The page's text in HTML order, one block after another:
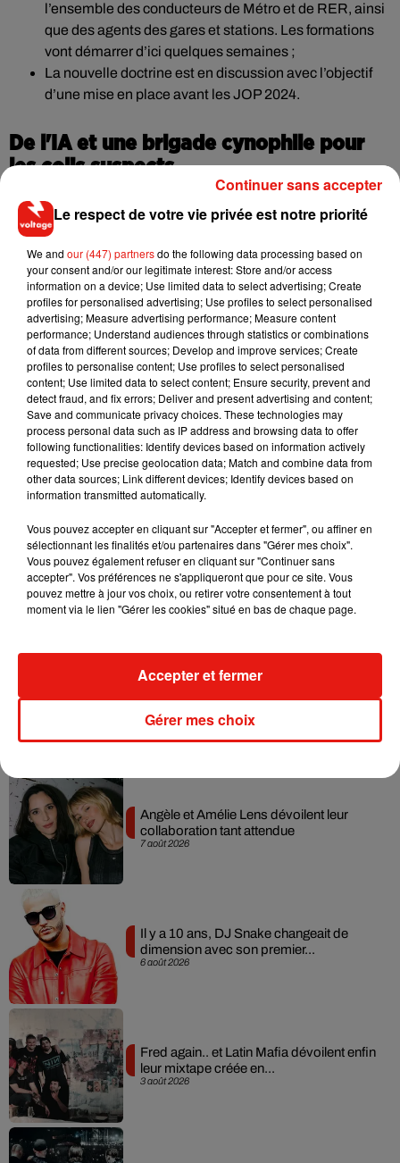
l’ensemble des conducteurs de Métro et de RER, ainsi
que des agents des gares et stations. Les formations
vont démarrer d’ici quelques semaines ;
La nouvelle doctrine est en discussion avec l’objectif
d’une mise en place avant les JOP 2024.
De l'IA et une brigade cynophile pour
les colis suspects
Comme pour ce changement de prise en charge des
ce qui se fait à l’étranger. Néanmoins, la France étant en plan
Vigipirate « sécurité renforcée – risque attenant », déposer
un colis suspect sur le quai après l’avoir sorti de la rame est
tout simplement impossible. Ainsi, afin de désengorger tant
que possible le trafic lorsque cet incident se présente, la
présidente de région affirme « mettre en place des brigades
cynophiles pour renifler le colis et, en 10-15 minutes, lever le
doute et pouvoir les sortir ». À noter que ce dispositif est déjà
en place depuis 2021 mais peine à démontrer son efficacité.
L’intelligence artificielle pourrait également jouer un rôle
majeur dans la nouvelle doctrine de gestion de ces incidents,
Valérie Pécresse espère pouvoir y faire appel pour « repérer
les rames pendant des heures ».
7 août 2026
album après sa tournée mondiale
7 août 2026
Angèle et Amélie Lens dévoilent leur
collaboration tant attendue
6 août 2026
Il y a 10 ans, DJ Snake changeait de
dimension avec son premier...
3 août 2026
Fred again.. et Latin Mafia dévoilent enfin
leur mixtape créée en...
Le respect de votre vie privée est notre priorité
We and our (447) partnersdo the following data processing based on
your consent and/or our legitimate interest: Store and/or access
information on a device; Use limited data to select advertising; Create
profiles for personalised advertising; Use profiles to select personalised
advertising; Measure advertising performance; Measure content
performance; Understand audiences through statistics or combinations
of data from different sources; Develop and improve services; Create
profiles to personalise content; Use profiles to select personalised
content; Use limited data to select content; Ensure security, prevent and
detect fraud, and fix errors; Deliver and present advertising and content;
Save and communicate privacy choices. These technologies may
process personal data such as IP address and browsing data to offer
following functionalities: Identify devices based on information actively
requested; Use precise geolocation data; Match and combine data from
other data sources; Link different devices; Identify devices based on
information transmitted automatically.
Vous pouvez accepter en cliquant sur "Accepter et fermer", ou affiner en
sélectionnant les finalités et/ou partenaires dans "Gérer mes choix".
Vous pouvez également refuser en cliquant sur "Continuer sans
accepter". Vos préférences ne s'appliqueront que pour ce site. Vous
pouvez mettre à jour vos choix, ou retirer votre consentement à tout
moment via le lien "Gérer les cookies" situé en bas de chaque page.
Gérer mes choix
Accepter et fermer
Continuer sans accepter